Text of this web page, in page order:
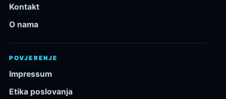
Kontakt
O nama
POVJERENJE
Impressum
Etika poslovanja